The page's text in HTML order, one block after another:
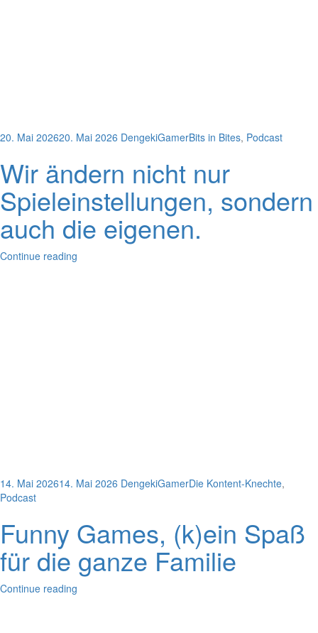
20. Mai 202620. Mai 2026 DengekiGamerBits in Bites, Podcast
Wir ändern nicht nur
Spieleinstellungen, sondern
auch die eigenen.
Continue reading
14. Mai 202614. Mai 2026 DengekiGamerDie Kontent-Knechte,
Podcast
Funny Games, (k)ein Spaß
für die ganze Familie
Continue reading